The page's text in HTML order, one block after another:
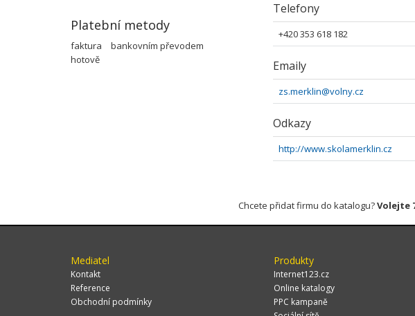
Telefony
+420 353 618 182
Emaily
zs.merklin@volny.cz
Odkazy
http://www.skolamerklin.cz
Platební metody
faktura
bankovním převodem
hotově
Chcete přidat firmu do katalogu?Volejte
Mediatel
Kontakt
Reference
Obchodní podmínky
Produkty
Internet123.cz
Online katalogy
PPC kampaně